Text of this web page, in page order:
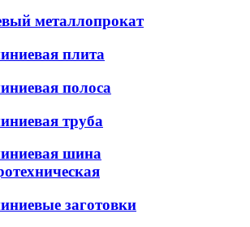
металлопрокат
плита
полоса
труба
шина
заготовки